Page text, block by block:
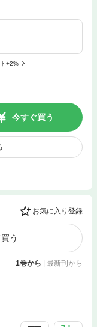
+2%
今すぐ買う
お気に入り登録
う
1巻から | 最新刊から